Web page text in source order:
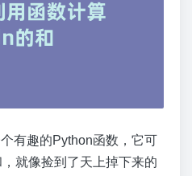
有趣的Python函数，它可
就像捡到了天上掉下来的